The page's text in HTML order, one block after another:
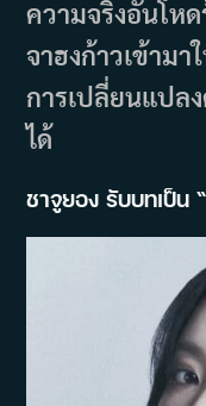
ความจริงอันโห
จาฮงก้าวเข้าม
การเปลี่ยนแปล
ได้
ชาจูยอง รับบทเป็น